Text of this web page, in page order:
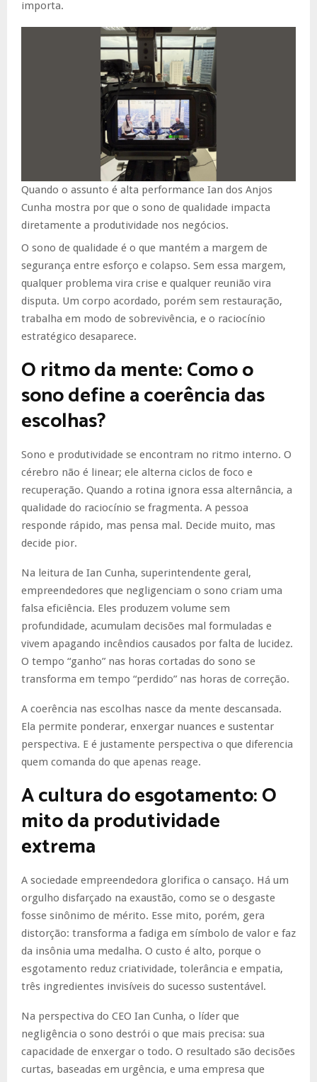
importa.
Quando o assunto é alta performance Ian dos Anjos
Cunha mostra por que o sono de qualidade impacta
diretamente a produtividade nos negócios.
O sono de qualidade é o que mantém a margem de
segurança entre esforço e colapso. Sem essa margem,
qualquer problema vira crise e qualquer reunião vira
disputa. Um corpo acordado, porém sem restauração,
trabalha em modo de sobrevivência, e o raciocínio
estratégico desaparece.
O ritmo da mente: Como o
sono define a coerência das
escolhas?
Sono e produtividade se encontram no ritmo interno. O
cérebro não é linear; ele alterna ciclos de foco e
recuperação. Quando a rotina ignora essa alternância, a
qualidade do raciocínio se fragmenta. A pessoa
responde rápido, mas pensa mal. Decide muito, mas
decide pior.
Na leitura de Ian Cunha, superintendente geral,
empreendedores que negligenciam o sono criam uma
falsa eficiência. Eles produzem volume sem
profundidade, acumulam decisões mal formuladas e
vivem apagando incêndios causados por falta de lucidez.
O tempo “ganho” nas horas cortadas do sono se
transforma em tempo “perdido” nas horas de correção.
A coerência nas escolhas nasce da mente descansada.
Ela permite ponderar, enxergar nuances e sustentar
perspectiva. E é justamente perspectiva o que diferencia
quem comanda do que apenas reage.
A cultura do esgotamento: O
mito da produtividade
extrema
A sociedade empreendedora glorifica o cansaço. Há um
orgulho disfarçado na exaustão, como se o desgaste
fosse sinônimo de mérito. Esse mito, porém, gera
distorção: transforma a fadiga em símbolo de valor e faz
da insônia uma medalha. O custo é alto, porque o
esgotamento reduz criatividade, tolerância e empatia,
três ingredientes invisíveis do sucesso sustentável.
Na perspectiva do CEO Ian Cunha, o líder que
negligência o sono destrói o que mais precisa: sua
capacidade de enxergar o todo. O resultado são decisões
curtas, baseadas em urgência, e uma empresa que